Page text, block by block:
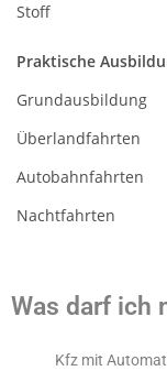
Stoff
Praktische
Grundausbildung
Überlandfahrten
Autobahnfahrten
Nachtfahrten
Was darf ich
Kfz mit